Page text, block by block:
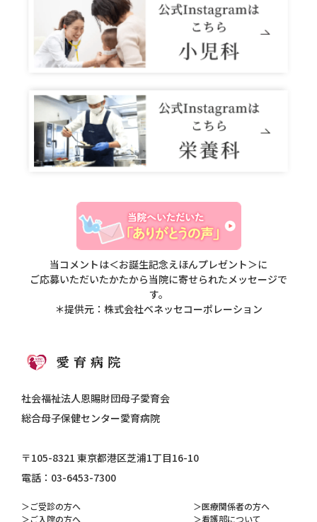
当コメントは＜お誕生記念えほんプレゼント＞に
ご応募いただいたかたから当院に寄せられたメッセージで
す。
＊提供元：株式会社ベネッセコーポレーション
社会福祉法人恩賜財団母子愛育会
総合母子保健センター愛育病院
〒105-8321 東京都港区芝浦1丁目16-10
電話：03-6453-7300
ご受診の方へ
ご入院の方へ
医療関係者の方へ
看護部について